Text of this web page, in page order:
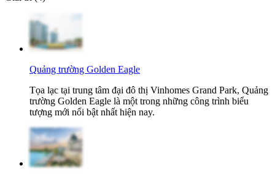
Quảng trường Golden Eagle
Tọa lạc tại trung tâm đại đô thị Vinhomes Grand Park, Quảng
trường Golden Eagle là một trong những công trình biểu
tượng mới nổi bật nhất hiện nay.